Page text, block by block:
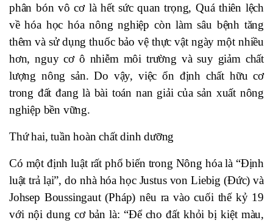
phân bón vô cơ là hết sức quan trọng, Quá thiên lệch
về hóa học hóa nông nghiệp còn làm sâu bệnh tăng
thêm và sử dụng thuốc bảo vệ thực vật ngày một nhiều
hơn, nguy cơ ô nhiễm môi trường và suy giảm chất
lượng nông sản. Do vậy, việc ổn định chất hữu cơ
trong đất đang là bài toán nan giải của sản xuất nông
nghiệp bền vững.
Thứ hai, tuần hoàn chất dinh dưỡng
Có một định luật rất phổ biến trong Nông hóa là “Định
luật trả lại”, do nhà hóa học Justus von Liebig (Đức) và
Johsep Boussingaut (Pháp) nêu ra vào cuối thế kỷ 19
với nội dung cơ bản là: “Để cho đất khỏi bị kiệt màu,